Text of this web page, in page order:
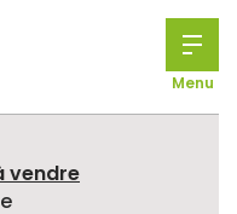
Menu
vendre